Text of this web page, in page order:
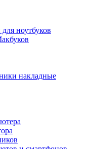
ноутбуков
накладные